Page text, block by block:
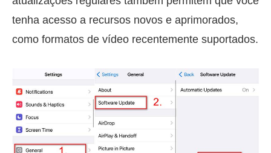
tenha acesso a recursos novos e aprimorados,
como formatos de vídeo recentemente suportados.